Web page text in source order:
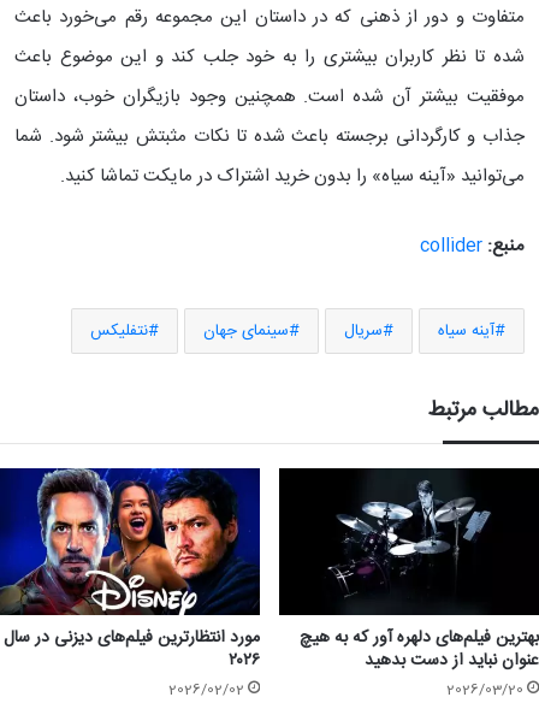
متفاوت و دور از ذهنی که در داستان این مجموعه رقم می‌خورد باعث
شده تا نظر کاربران بیشتری را به خود جلب کند و این موضوع باعث
موفقیت بیشتر آن شده است. همچنین وجود بازیگران خوب، داستان
جذاب و کارگردانی برجسته باعث شده تا نکات مثبتش بیشتر شود. شما
می‌توانید «آینه سیاه» را بدون خرید اشتراک در مایکت تماشا کنید.
منبع: collider
آینه سیاه سریال سینمای جهان نتفلیکس
مطالب مرتبط
بهترین فیلم‌های دلهره آور که به هیچ
عنوان نباید از دست بدهید
2026/03/20
مورد انتظار‌ترین فیلم‌های دیزنی در سال
۲۰۲۶
2026/02/02